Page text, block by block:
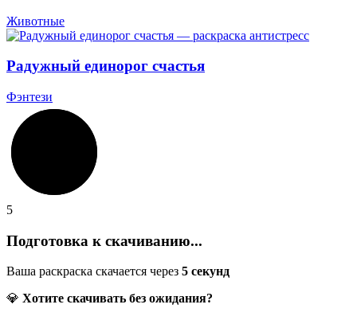
Животные
Радужный единорог счастья
Фэнтези
5
Подготовка к скачиванию...
Ваша раскраска скачается через 5 секунд
💎 Хотите скачивать без ожидания?